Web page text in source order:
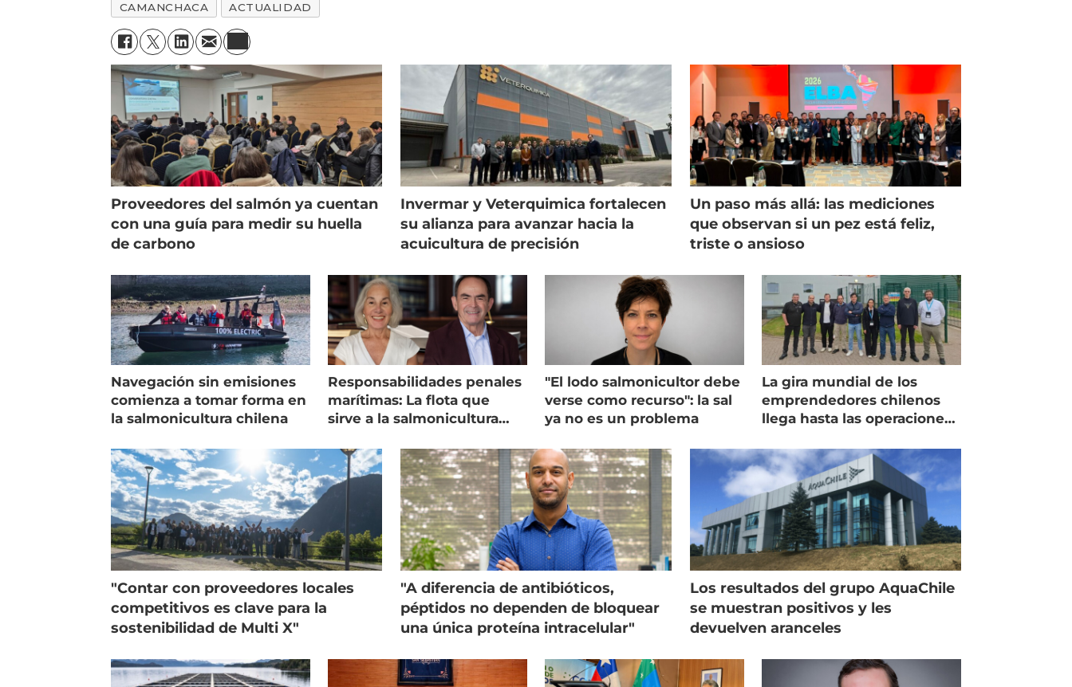
CAMANCHACA ACTUALIDAD
Proveedores del salmón ya cuentan
con una guía para medir su huella
de carbono
Invermar y Veterquimica fortalecen
su alianza para avanzar hacia la
acuicultura de precisión
Un paso más allá: las mediciones
que observan si un pez está feliz,
triste o ansioso
Navegación sin emisiones
comienza a tomar forma en
la salmonicultura chilena
Responsabilidades penales
marítimas: La flota que
sirve a la salmonicultura
"El lodo salmonicultor debe
verse como recurso": la sal
ya no es un problema
La gira mundial de los
emprendedores chilenos
llega hasta las operaciones
"Contar con proveedores locales
competitivos es clave para la
sostenibilidad de Multi X"
"A diferencia de antibióticos,
péptidos no dependen de bloquear
una única proteína intracelular"
Los resultados del grupo AquaChile
se muestran positivos y les
devuelven aranceles